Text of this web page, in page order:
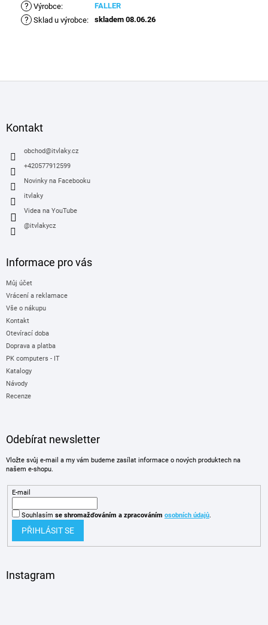
? Výrobce: FALLER
? Sklad u výrobce: skladem 08.06.26
Kontakt
obchod@itvlaky.cz
+420577912599
Novinky na Facebooku
itvlaky
Videa na YouTube
@itvlakycz
Informace pro vás
Můj účet
Vrácení a reklamace
Vše o nákupu
Kontakt
Otevírací doba
Doprava a platba
PK computers - IT
Katalogy
Návody
Recenze
Odebírat newsletter
Vložte svůj e-mail a my vám budeme zasílat informace o nových produktech na
našem e-shopu.
E-mail
Souhlasím se shromažďováním a zpracováním osobních údajů.
PŘIHLÁSIT SE
Instagram